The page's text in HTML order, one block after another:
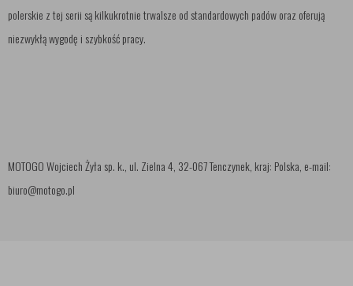
polerskie z tej serii są kilkukrotnie trwalsze od standardowych padów oraz oferują
niezwykłą wygodę i szybkość pracy.
MOTOGO Wojciech Żyła sp. k., ul. Zielna 4, 32-067 Tenczynek, kraj: Polska, e-mail:
biuro@motogo.pl